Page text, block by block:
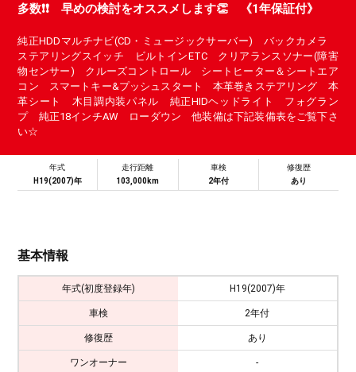
多数❗❗ 早めの検討をオススメします👏 《1年保証付》
純正HDDマルチナビ(CD・ミュージックサーバー) バックカメラ
ステアリングスイッチ ビルトインETC クリアランスソナー(障害
物センサー) クルーズコントロール シートヒーター＆シートエア
コン スマートキー&プッシュスタート 本革巻きステアリング 本
革シート 木目調内装パネル 純正HIDヘッドライト フォグラン
プ 純正18インチAW ローダウン 他装備は下記装備表をご覧下さ
い☆
年式
H19(2007)年
走行距離
103,000km
車検
2年付
修復歴
あり
基本情報
年式(初度登録年) H19(2007)年
車検 2年付
修復歴 あり
ワンオーナー -